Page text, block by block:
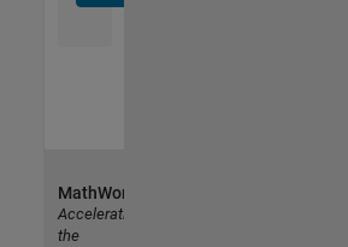
MathWorks
Accelerating
the